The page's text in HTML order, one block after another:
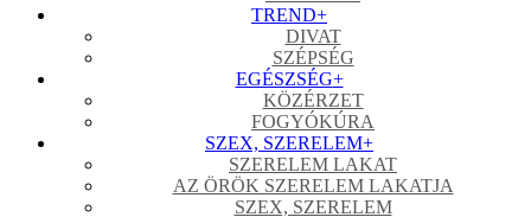
TREND+
DIVAT
SZÉPSÉG
EGÉSZSÉG+
KÖZÉRZET
FOGYÓKÚRA
SZEX, SZERELEM+
SZERELEM LAKAT
AZ ÖRÖK SZERELEM LAKATJA
SZEX, SZERELEM